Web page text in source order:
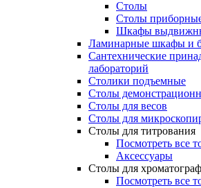
Столы
Столы
Шкафы
Ламинарные шкафы и
Сантехнические
лабораторий
Столики подъемные
Столы
Столы для весов
Столы для
Столы для титрования
Посмотреть все
Аксессуары
Столы для
Посмотреть все